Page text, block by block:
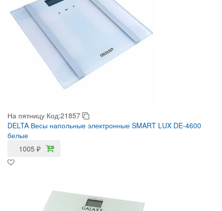
На пятницу Код:21857
DELTA Весы напольные электронные SMART LUX DE-4600
белые
1005 ₽